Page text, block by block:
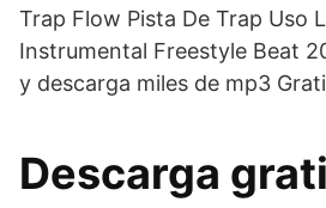
Trap Flow Pista De Trap Uso
Instrumental Freestyle Beat
y descarga miles de mp3
Descarga